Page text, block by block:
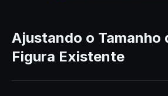
Ajustando o Tamanho
Figura Existente